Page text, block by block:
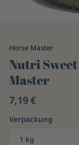
Horse Master
Nutri
Master
7,19 €
Verpackung
1 kg